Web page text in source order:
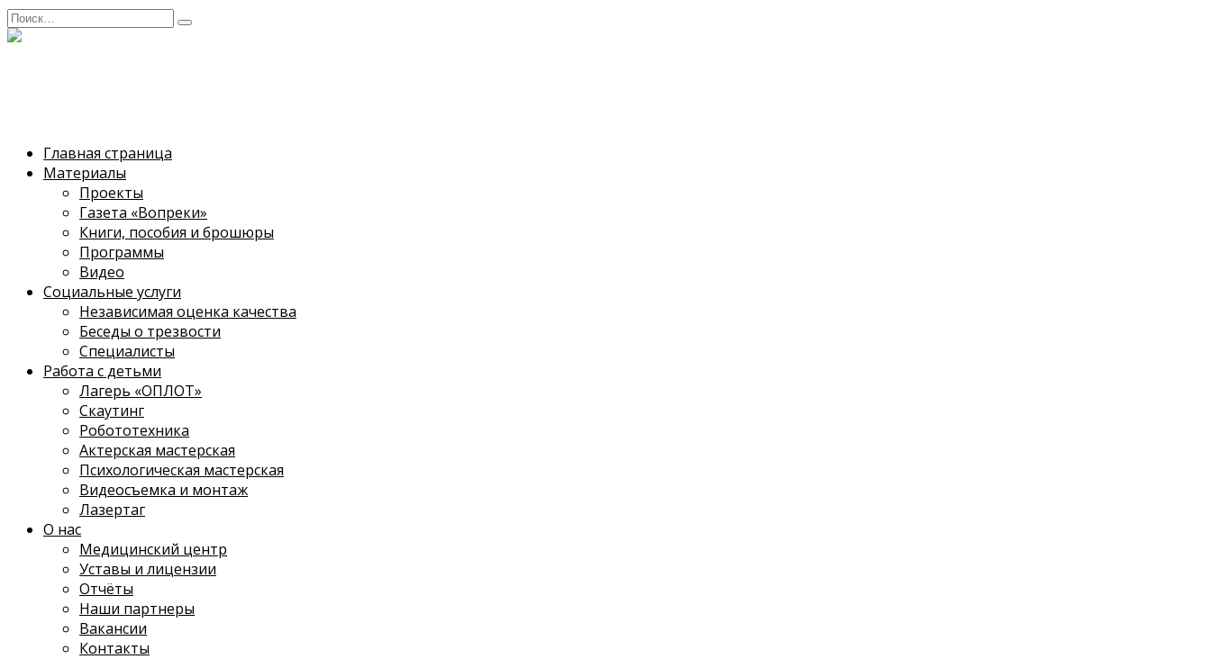
Перейти
к
Search
for:
Главная страница
Материалы
Проекты
Газета «Вопреки»
Книги, пособия и брошюры
Программы
Видео
Социальные услуги
Независимая оценка качества
Беседы о трезвости
Специалисты
Работа с детьми
Лагерь «ОПЛОТ»
Скаутинг
Робототехника
Актерская мастерская
Психологическая мастерская
Видеосъемка и монтаж
Лазертаг
О нас
Медицинский центр
Уставы и лицензии
Отчёты
Наши партнеры
Вакансии
Контакты